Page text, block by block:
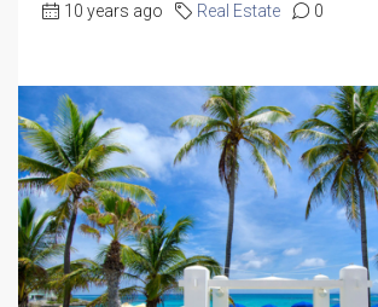
10 years ago Real Estate 0